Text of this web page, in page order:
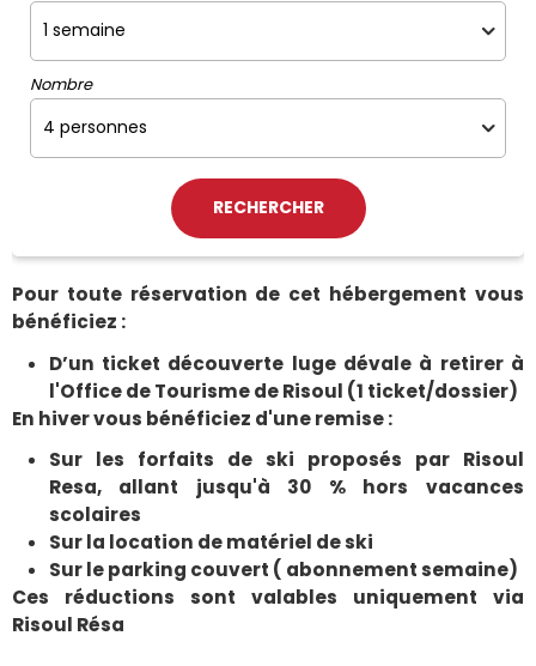
Nombre
Pour toute réservation de cet hébergement vous
bénéficiez :
D’un ticket découverte luge dévale à retirer à
l'Office de Tourisme de Risoul (1 ticket/dossier)
En hiver vous bénéficiez d'une remise :
Sur les forfaits de ski proposés par Risoul
Resa, allant jusqu'à 30 % hors vacances
scolaires
Sur la location de matériel de ski
Sur le parking couvert ( abonnement semaine)
Ces réductions sont valables uniquement via
Risoul Résa